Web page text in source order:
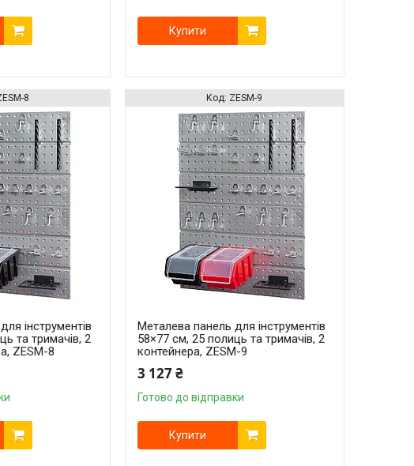
Купити
8
інструментів
та тримачів, 2
ZESM-8
ZESM-9
Металева панель для інструментів
58×77 см, 25 полиць та тримачів, 2
контейнера, ZESM-9
3 127 ₴
Готово до відправки
Купити